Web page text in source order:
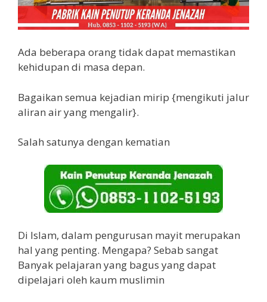
Ada beberapa orang tidak dapat memastikan
kehidupan di masa depan.
Bagaikan semua kejadian mirip {mengikuti jalur
aliran air yang mengalir}.
Salah satunya dengan kematian
Di Islam, dalam pengurusan mayit merupakan
hal yang penting. Mengapa? Sebab sangat
Banyak pelajaran yang bagus yang dapat
dipelajari oleh kaum muslimin